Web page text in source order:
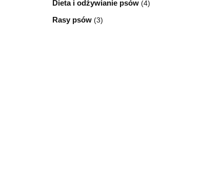
Dieta i odżywianie psów (4)
Rasy psów (3)